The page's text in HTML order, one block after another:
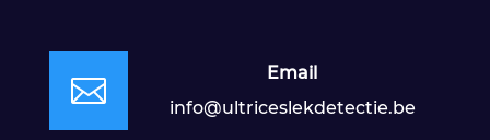

Email
info@ultriceslekdetectie.be